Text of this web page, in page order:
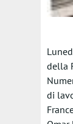
della
di